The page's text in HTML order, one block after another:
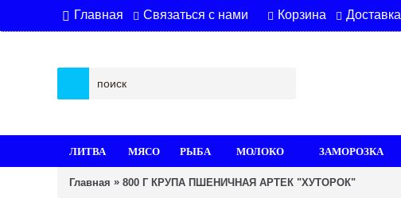
Главная Связаться с нами Корзина Доставка
ЛИТВА МЯСО РЫБА МОЛОКО ЗАМОРОЗКА
Главная » 800 Г КРУПА ПШЕНИЧНАЯ АРТЕК "ХУТОРОК"